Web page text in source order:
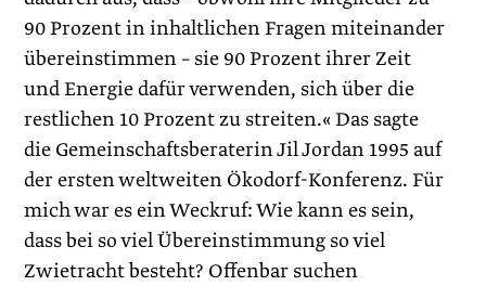
90 Prozent in inhaltlichen Fragen miteinander
übereinstimmen – sie 90 Prozent ihrer Zeit
und Energie dafür verwenden, sich über die
restlichen 10 Prozent zu streiten.« Das sagte
die Gemeinschaftsberaterin Jil Jordan 1995 auf
der ersten weltweiten Ökodorf-Konferenz. Für
mich war es ein Weckruf: Wie kann es sein,
dass bei so viel Übereinstimmung so viel
Zwietracht besteht? Offenbar suchen